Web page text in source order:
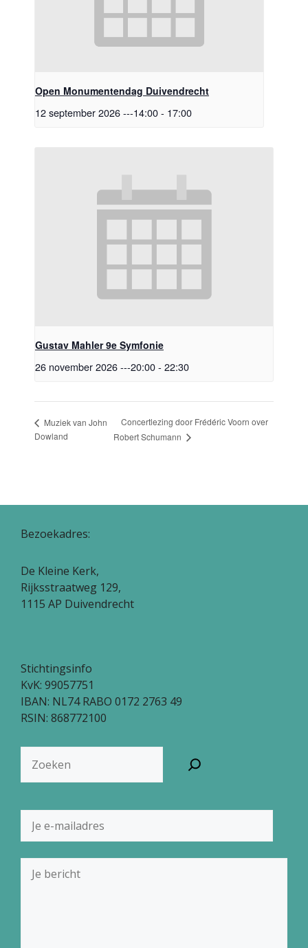
Open Monumentendag Duivendrecht
12 september 2026 ---14:00- 17:00
Gustav Mahler 9e Symfonie
26 november 2026 ---20:00- 22:30
Muziek van John
Dowland
Concertlezing door Frédéric Voorn over
Robert Schumann
Bezoekadres:
De Kleine Kerk,
Rijksstraatweg 129,
1115 AP Duivendrecht
Stichtingsinfo
KvK: 99057751
IBAN: NL74 RABO 0172 2763 49
RSIN: 868772100